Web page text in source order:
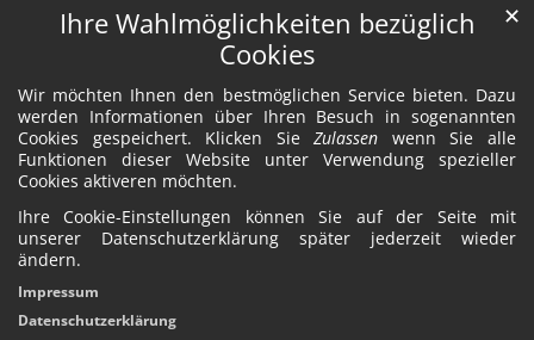
Ihre Wahlmöglichkeiten bezüglich
Cookies
Wir möchten Ihnen den bestmöglichen Service bieten. Dazu
werden Informationen über Ihren Besuch in sogenannten
Cookies gespeichert. Klicken SieZulassen wenn Sie alle
Funktionen dieser Website unter Verwendung spezieller
Cookies aktiveren möchten.
Ihre Cookie-Einstellungen können Sie auf der Seite mit
unserer Datenschutzerklärung später jederzeit wieder
ändern.
✕
Impressum
Datenschutzerklärung